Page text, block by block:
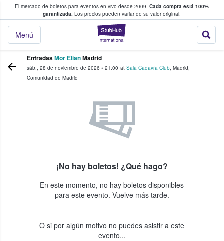
El mercado de boletos para eventos en vivo desde 2009. Cada compra está 100%
garantizada. Los precios pueden variar de su valor original.
StubHub: donde
Menú
fans compran y venden boletos
EntradasMor ElianMadrid
sáb., 28 de noviembre de 2026 • 21:00 at Sala Cadavra Club, Madrid,
Comunidad de Madrid
¡No hay boletos! ¿Qué hago?
En este momento, no hay boletos disponibles
para este evento. Vuelve más tarde.
O si por algún motivo no puedes asistir a este
evento...